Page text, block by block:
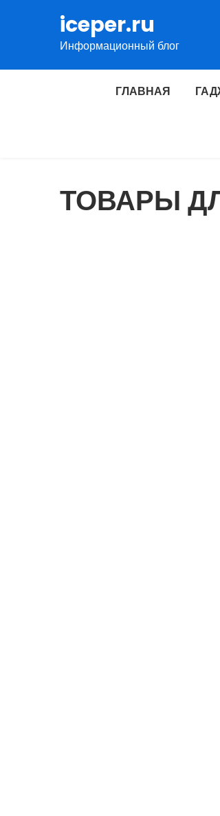
содержимому
iceper.ru
Информационный блог
ГЛАВНАЯ
ТОВАРЫ